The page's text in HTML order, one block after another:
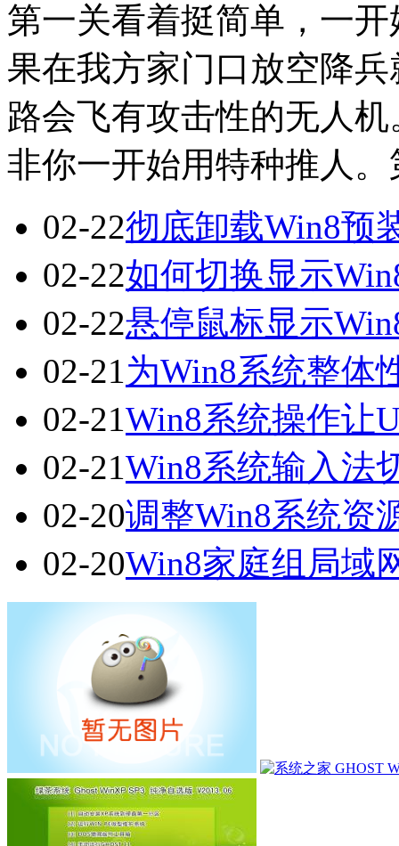
第一关看着挺简单，一
果在我方家门口放空降
路会飞有攻击性的无人
非你一开始用特种推人
02-22彻底卸载Win8预
02-22如何切换显示
02-22悬停鼠标显示
02-21为Win8系统整体
02-21Win8系统操作让
02-21Win8系统输入法
02-20调整Win8系统资
02-20Win8家庭组局域